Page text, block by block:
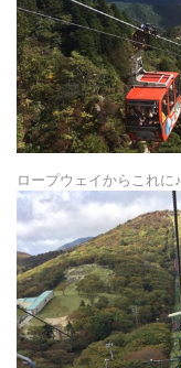
ロープウェイからこれに♪